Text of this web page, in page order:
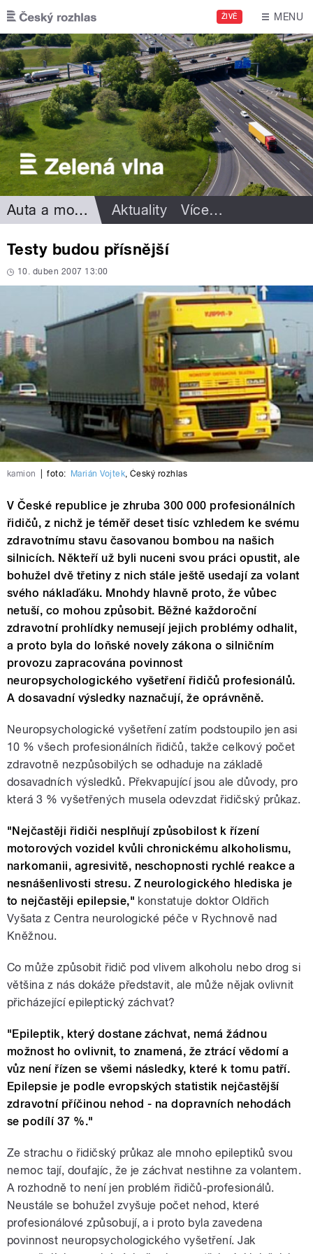
Přejít k hlavnímu obsahu
ŽIVĚ MENU
Auta a motorismus Aktuality Více…
Testy budou přísnější
10. duben 2007 13:00
kamion foto: Marián Vojtek, Český rozhlas
V České republice je zhruba 300 000 profesionálních
řidičů, z nichž je téměř deset tisíc vzhledem ke svému
zdravotnímu stavu časovanou bombou na našich
silnicích. Někteří už byli nuceni svou práci opustit, ale
bohužel dvě třetiny z nich stále ještě usedají za volant
svého náklaďáku. Mnohdy hlavně proto, že vůbec
netuší, co mohou způsobit. Běžné každoroční
zdravotní prohlídky nemusejí jejich problémy odhalit,
a proto byla do loňské novely zákona o silničním
provozu zapracována povinnost
neuropsychologického vyšetření řidičů profesionálů.
A dosavadní výsledky naznačují, že oprávněně.
Neuropsychologické vyšetření zatím podstoupilo jen asi
10 % všech profesionálních řidičů, takže celkový počet
zdravotně nezpůsobilých se odhaduje na základě
dosavadních výsledků. Překvapující jsou ale důvody, pro
která 3 % vyšetřených musela odevzdat řidičský průkaz.
"Nejčastěji řidiči nesplňují způsobilost k řízení
motorových vozidel kvůli chronickému alkoholismu,
narkomanii, agresivitě, neschopnosti rychlé reakce a
nesnášenlivosti stresu. Z neurologického hlediska je
to nejčastěji epilepsie," konstatuje doktor Oldřich
Vyšata z Centra neurologické péče v Rychnově nad
Kněžnou.
Co může způsobit řidič pod vlivem alkoholu nebo drog si
většina z nás dokáže představit, ale může nějak ovlivnit
přicházející epileptický záchvat?
"Epileptik, který dostane záchvat, nemá žádnou
možnost ho ovlivnit, to znamená, že ztrácí vědomí a
vůz není řízen se všemi následky, které k tomu patří.
Epilepsie je podle evropských statistik nejčastější
zdravotní příčinou nehod - na dopravních nehodách
se podílí 37 %."
Ze strachu o řidičský průkaz ale mnoho epileptiků svou
nemoc tají, doufajíc, že je záchvat nestihne za volantem.
A rozhodně to není jen problém řidičů-profesionálů.
Neustále se bohužel zvyšuje počet nehod, které
profesionálové způsobují, a i proto byla zavedena
povinnost neuropsychologického vyšetření. Jak